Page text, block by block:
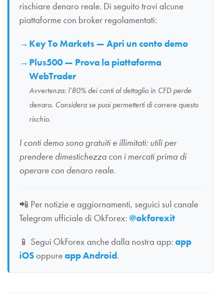
rischiare denaro reale. Di seguito trovi alcune
piattaforme con broker regolamentati:
Key To Markets — Apri un conto demo
Plus500 — Prova la piattaforma
WebTrader
Avvertenza: l’80% dei conti al dettaglio in CFD perde
denaro. Considera se puoi permetterti di correre questo
rischio.
I conti demo sono gratuiti e illimitati: utili per
prendere dimestichezza con i mercati prima di
operare con denaro reale.
📲 Per notizie e aggiornamenti, seguici sul canale
Telegram ufficiale di OkForex: @okforexit
📱 Segui OkForex anche dalla nostra app: app
iOSoppureapp Android.